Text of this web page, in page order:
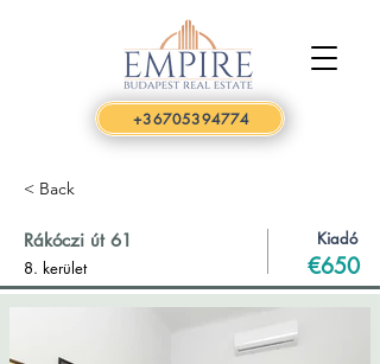
+36705394774
< Back
Kiadó
Rákóczi út 61
€650
8. kerület